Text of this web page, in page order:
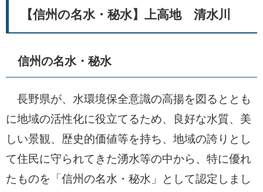
【信州の名水・秘水】上高地 清水川
信州の名水・秘水
長野県が、水環境保全意識の高揚を図るととも
に地域の活性化に役立てるため、良好な水質、美
しい景観、歴史的価値等を持ち、地域の誇りとし
て住民に守られてきた湧水等の中から、特に優れ
たものを「信州の名水・秘水」として認定しまし